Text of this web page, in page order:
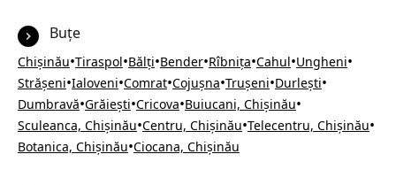
Buțe
Chișinău•Tiraspol•Bălți•Bender•Rîbnița•Cahul•Ungheni•
Strășeni•Ialoveni•Comrat•Cojușna•Trușeni•Durlești•
Dumbravă•Grăiești•Cricova•Buiucani, Chișinău•
Sculeanca, Chișinău•Centru, Chișinău•Telecentru, Chișinău•
Botanica, Chișinău•Ciocana, Chișinău